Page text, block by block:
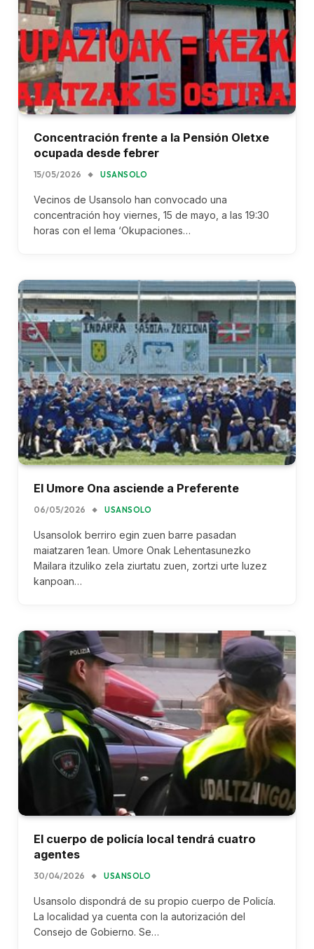
Concentración frente a la Pensión Oletxe
ocupada desde febrer
15/05/2026 USANSOLO
Vecinos de Usansolo han convocado una
concentración hoy viernes, 15 de mayo, a las 19:30
horas con el lema ‘Okupaciones…
El Umore Ona asciende a Preferente
06/05/2026 USANSOLO
Usansolok berriro egin zuen barre pasadan
maiatzaren 1ean. Umore Onak Lehentasunezko
Mailara itzuliko zela ziurtatu zuen, zortzi urte luzez
kanpoan…
El cuerpo de policía local tendrá cuatro
agentes
30/04/2026 USANSOLO
Usansolo dispondrá de su propio cuerpo de Policía.
La localidad ya cuenta con la autorización del
Consejo de Gobierno. Se…